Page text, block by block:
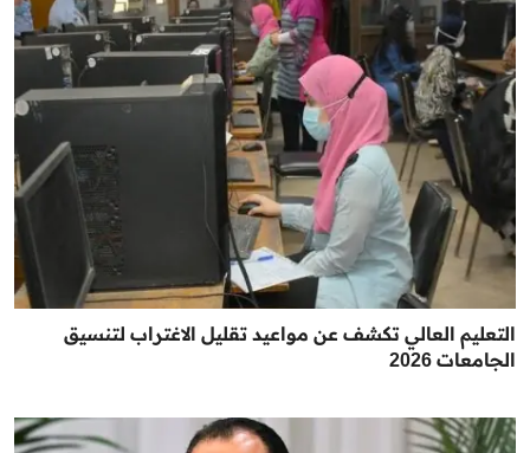
التعليم العالي تكشف عن مواعيد تقليل الاغتراب لتنسيق
الجامعات 2026